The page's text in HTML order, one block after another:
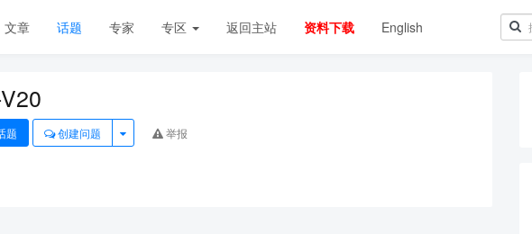
文章 话题 专家 专区 返回主站 资料下载 English
题 创建问题 举报